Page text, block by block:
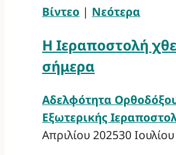
Βίντεο | Νεότερα
Η Ιεραποστολή
σήμερα
Αδελφότητα
Εξωτερικής
Απριλίου 202530